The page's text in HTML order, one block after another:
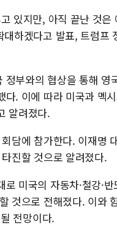
있지만, 아직 끝난 것
하겠다고 발표, 트럼프
정부와의 협상을 통해
다. 이에 따라 미국과 멕
알려졌다.
담에 참가한다. 이재명
진할 것으로 알려졌다.
미국의 자동차·철강·
것으로 전해졌다. 이와
전망이다.